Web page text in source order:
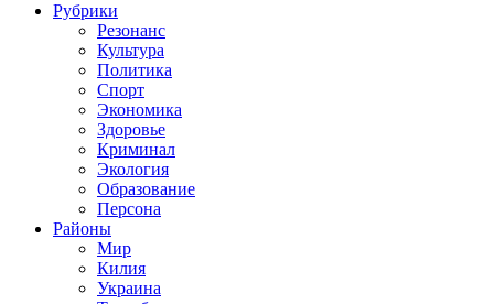
Рубрики
Резонанс
Культура
Политика
Спорт
Экономика
Здоровье
Криминал
Экология
Образование
Персона
Районы
Мир
Килия
Украина